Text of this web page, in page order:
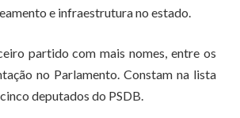
e infraestrutura no estado.
partido com mais nomes, entre os
no Parlamento. Constam na lista
deputados do PSDB.